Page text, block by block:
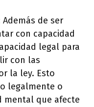
de ser
con capacidad
legal para
con las
la ley. Esto
legalmente o
mental que afecte